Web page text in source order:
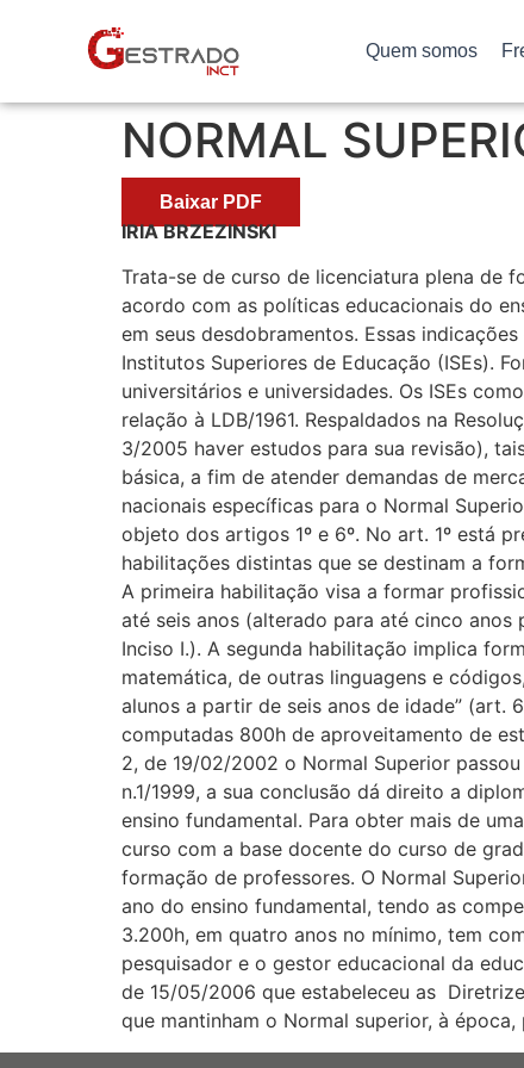
Quem somos
NORMAL
Baixar PDF
IRIA BRZEZINSKI
Trata-se de curso de licenciatura plena de
acordo com as políticas educacionais do
em seus desdobramentos. Essas
Institutos Superiores de Educação (ISEs).
universitários e universidades. Os ISEs
relação à LDB/1961. Respaldados na
3/2005 haver estudos para sua revisão),
básica, a fim de atender demandas de
nacionais específicas para o Normal
objeto dos artigos 1º e 6º. No art. 1º está
habilitações distintas que se destinam a
A primeira habilitação visa a formar
até seis anos (alterado para até cinco
Inciso I.). A segunda habilitação implica
matemática, de outras linguagens e
alunos a partir de seis anos de idade” (art.
computadas 800h de aproveitamento de
2, de 19/02/2002 o Normal Superior
n.1/1999, a sua conclusão dá direito a
ensino fundamental. Para obter mais de
curso com a base docente do curso de
formação de professores. O Normal
ano do ensino fundamental, tendo as
3.200h, em quatro anos no mínimo, tem
pesquisador e o gestor educacional da
de 15/05/2006 que estabeleceu as
que mantinham o Normal superior, à